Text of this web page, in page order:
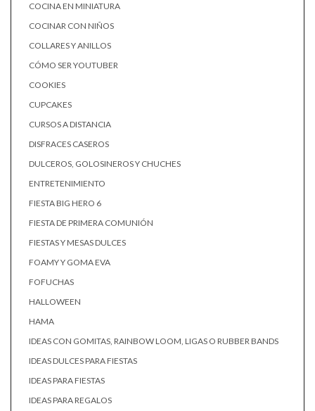
COCINA EN MINIATURA
COCINAR CON NIÑOS
COLLARES Y ANILLOS
CÓMO SER YOUTUBER
COOKIES
CUPCAKES
CURSOS A DISTANCIA
DISFRACES CASEROS
DULCEROS, GOLOSINEROS Y CHUCHES
ENTRETENIMIENTO
FIESTA BIG HERO 6
FIESTA DE PRIMERA COMUNIÓN
FIESTAS Y MESAS DULCES
FOAMY Y GOMA EVA
FOFUCHAS
HALLOWEEN
HAMA
IDEAS CON GOMITAS, RAINBOW LOOM, LIGAS O RUBBER BANDS
IDEAS DULCES PARA FIESTAS
IDEAS PARA FIESTAS
IDEAS PARA REGALOS